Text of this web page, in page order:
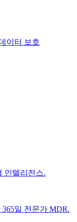
이터 보호
인텔리전스.
일 전문가 MDR.